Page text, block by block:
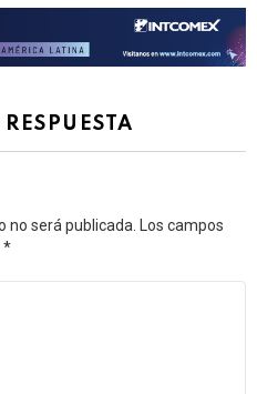
no será publicada.
Los campos
*